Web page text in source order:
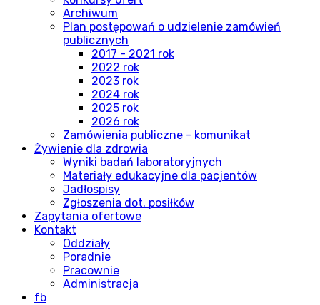
Archiwum
Plan postępowań o udzielenie zamówień
publicznych
2017 - 2021 rok
2022 rok
2023 rok
2024 rok
2025 rok
2026 rok
Zamówienia publiczne - komunikat
Żywienie dla zdrowia
Wyniki badań laboratoryjnych
Materiały edukacyjne dla pacjentów
Jadłospisy
Zgłoszenia dot. posiłków
Zapytania ofertowe
Kontakt
Oddziały
Poradnie
Pracownie
Administracja
fb